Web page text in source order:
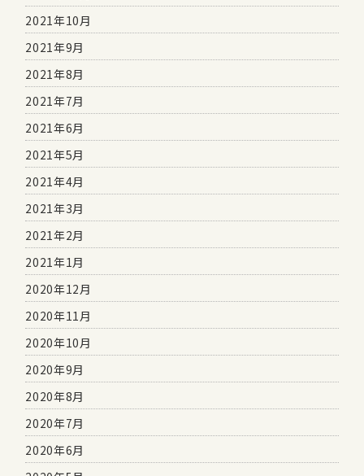
2021年10月
2021年9月
2021年8月
2021年7月
2021年6月
2021年5月
2021年4月
2021年3月
2021年2月
2021年1月
2020年12月
2020年11月
2020年10月
2020年9月
2020年8月
2020年7月
2020年6月